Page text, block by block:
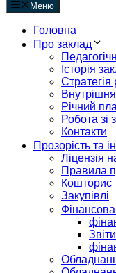
Меню
Головна
Про заклад
Історія
Річний
Робота зі
Контакти
Прозорість та
Ліцензія
Правила
Кошторис
Закупівлі
Фінансова
Звіти